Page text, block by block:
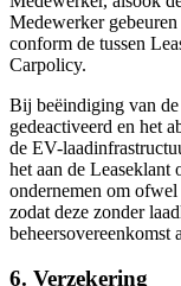
Medewerker
conform de tussen
Carpolicy.
Bij beëindiging van
gedeactiveerd en het
de EV-
het aan de Leaseklant
ondernemen om
zodat deze zonder
beheersovereenkomst
6. Verzekering